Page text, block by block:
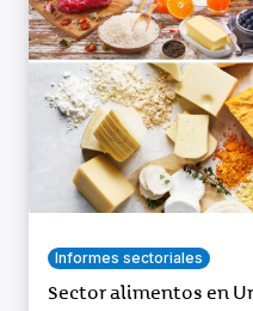
Informes sectoriales
Sector alimentos en